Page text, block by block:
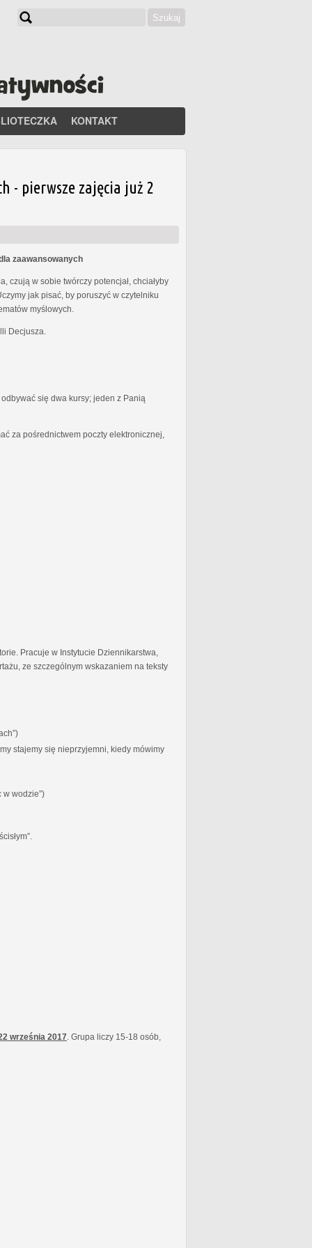
Szukaj
KONTAKT
- pierwsze zajęcia już 2
zaawansowanych
czują w sobie twórczy potencjał, chciałyby
jak pisać, by poruszyć w czytelniku
myślowych.
Decjusza.
się dwa kursy; jeden z Panią
za pośrednictwem poczty elektronicznej,
Pracuje w Instytucie Dziennikarstwa,
ze szczególnym wskazaniem na teksty
stajemy się nieprzyjemni, kiedy mówimy
w wodzie”)
września 2017. Grupa liczy 15-18 osób,